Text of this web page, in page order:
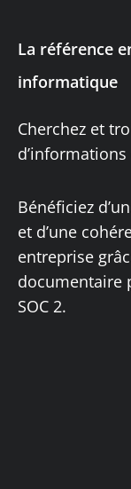
La référence
informatique​
Cherchez et
Bénéficiez
et d’une
entreprise
documentaire
SOC 2.